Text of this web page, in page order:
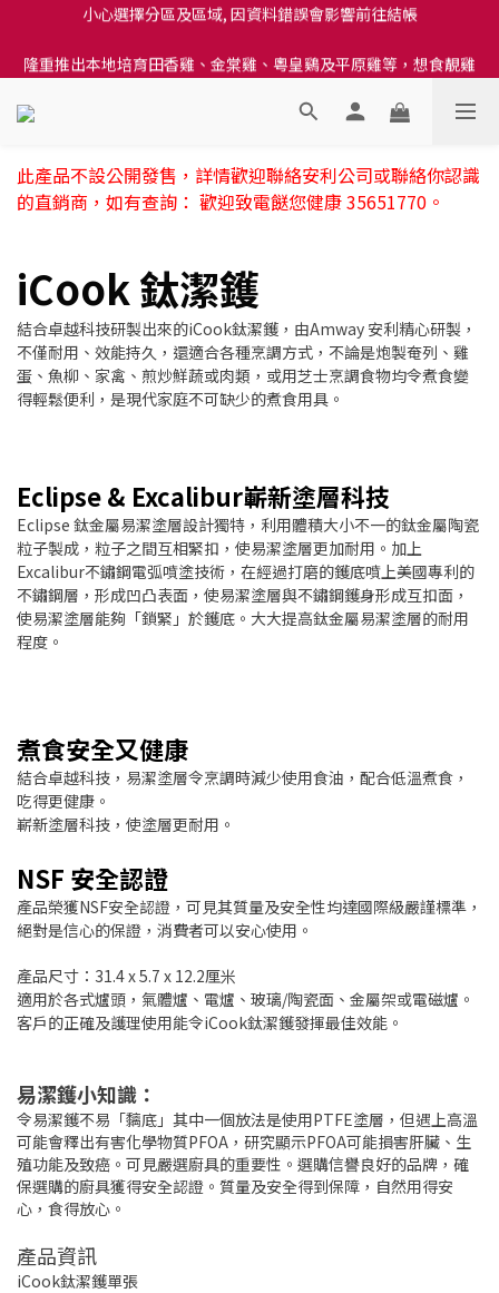
訂單結帳注意事項：送貨方法中選擇區域 - 然後當填寫地址時, 請
小心選擇分區及區域, 因資料錯誤會影響前往結帳
就要嚟《餸您健康》
訂單結帳注意事項：送貨方法中選擇區域 - 然後當填寫地址時, 請
此產品不設公開發售，詳情歡迎聯絡安利公司或聯絡你認識
的直銷商，如有查詢： 歡迎致電餸您健康 35651770。
iCook 鈦潔鑊
結合卓越科技研製出來的iCook鈦潔鑊，由Amway 安利精心研製，
不僅耐用、效能持久，還適合各種烹調方式，不論是炮製奄列、雞
蛋、魚柳、家禽、煎炒鮮蔬或肉類，或用芝士烹調食物均令煮食變
得輕鬆便利，是現代家庭不可缺少的煮食用具。
Eclipse & Excalibur嶄新塗層科技
Eclipse 鈦金屬易潔塗層設計獨特，利用體積大小不一的鈦金屬陶瓷
粒子製成，粒子之間互相緊扣，使易潔塗層更加耐用。加上
Excalibur不鏽鋼電弧噴塗技術，在經過打磨的鑊底噴上美國專利的
不鏽鋼層，形成凹凸表面，使易潔塗層與不鏽鋼鑊身形成互扣面，
使易潔塗層能夠「鎖緊」於鑊底。大大提高鈦金屬易潔塗層的耐用
程度。
煮食安全又健康
結合卓越科技，易潔塗層令烹調時減少使用食油，配合低溫煮食，
吃得更健康。
嶄新塗層科技，使塗層更耐用。
NSF 安全認證
產品榮獲NSF安全認證，可見其質量及安全性均達國際級嚴謹標準，
絕對是信心的保證，消費者可以安心使用。
產品尺寸：31.4 x 5.7 x 12.2厘米
適用於各式爐頭，氣體爐、電爐、玻璃/陶瓷面、金屬架或電磁爐。
客戶的正確及護理使用能令iCook鈦潔鑊發揮最佳效能。
易潔鑊小知識：
令易潔鑊不易「黐底」其中一個放法是使用PTFE塗層，但遇上高溫
可能會釋出有害化學物質PFOA，研究顯示PFOA可能損害肝臟、生
殖功能及致癌。可見嚴選廚具的重要性。選購信譽良好的品牌，確
保選購的廚具獲得安全認證。質量及安全得到保障，自然用得安
心，食得放心。
產品資訊
iCook鈦潔鑊單張